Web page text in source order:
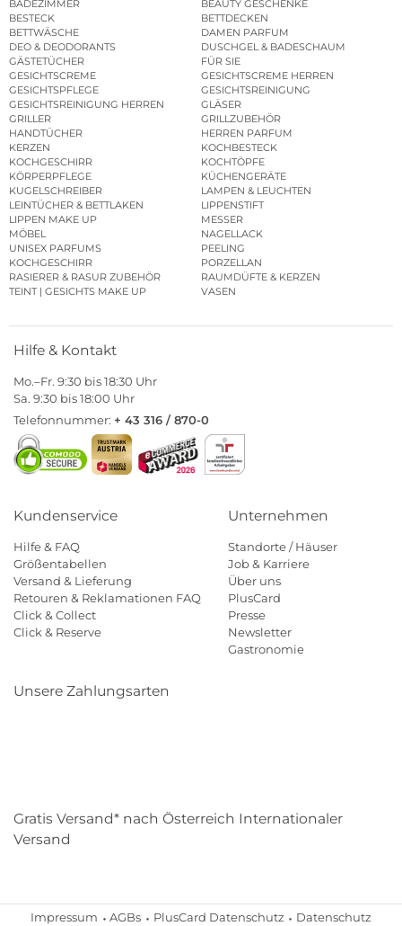
BADEZIMMER
BEAUTY GESCHENKE
BESTECK
BETTDECKEN
BETTWÄSCHE
DAMEN PARFUM
DEO & DEODORANTS
DUSCHGEL & BADESCHAUM
GÄSTETÜCHER
FÜR SIE
GESICHTSCREME
GESICHTSCREME HERREN
GESICHTSPFLEGE
GESICHTSREINIGUNG
GESICHTSREINIGUNG HERREN
GLÄSER
GRILLER
GRILLZUBEHÖR
HANDTÜCHER
HERREN PARFUM
KERZEN
KOCHBESTECK
KOCHGESCHIRR
KOCHTÖPFE
KÖRPERPFLEGE
KÜCHENGERÄTE
KUGELSCHREIBER
LAMPEN & LEUCHTEN
LEINTÜCHER & BETTLAKEN
LIPPENSTIFT
LIPPEN MAKE UP
MESSER
MÖBEL
NAGELLACK
UNISEX PARFUMS
PEELING
KOCHGESCHIRR
PORZELLAN
RASIERER & RASUR ZUBEHÖR
RAUMDÜFTE & KERZEN
TEINT | GESICHTS MAKE UP
VASEN
Hilfe & Kontakt
Mo.–Fr. 9:30 bis 18:30 Uhr
Sa. 9:30 bis 18:00 Uhr
Telefonnummer: + 43 316 / 870-0
Kundenservice
Hilfe & FAQ
Größentabellen
Versand & Lieferung
Retouren & Reklamationen FAQ
Click & Collect
Click & Reserve
Unternehmen
Standorte / Häuser
Job & Karriere
Über uns
PlusCard
Presse
Newsletter
Gastronomie
Unsere Zahlungsarten
Gratis Versand* nach Österreich Internationaler
Versand
Impressum AGBs PlusCard Datenschutz Datenschutz